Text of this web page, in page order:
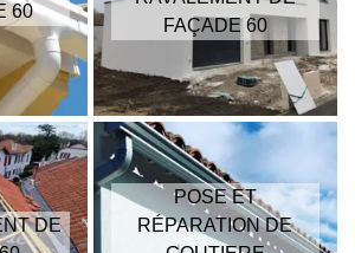
60
FAÇADE 60
DE
POSE ET
RÉPARATION DE